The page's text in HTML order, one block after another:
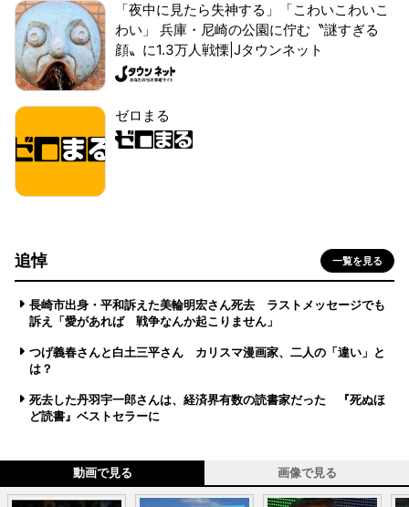
「夜中に見たら失神する」「こわいこわいこ
わい」 兵庫・尼崎の公園に佇む〝謎すぎる
顔〟に1.3万人戦慄|Jタウンネット
ゼロまる
追悼 一覧を見る
長崎市出身・平和訴えた美輪明宏さん死去 ラストメッセージでも
訴え「愛があれば 戦争なんか起こりません」
つげ義春さんと白土三平さん カリスマ漫画家、二人の「違い」と
は？
死去した丹羽宇一郎さんは、経済界有数の読書家だった 『死ぬほ
ど読書』ベストセラーに
動画で見る 画像で見る